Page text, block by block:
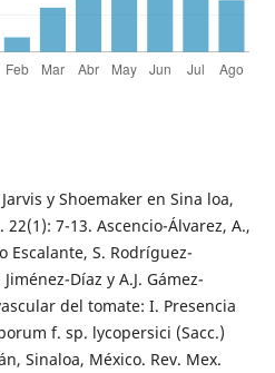
y Shoemaker en Sina loa,
7-13. Ascencio-Álvarez, A.,
Escalante, S. Rodríguez-
Díaz y A.J. Gámez-
del tomate: I. Presencia
f. sp. lycopersici (Sacc.)
Sinaloa, México. Rev. Mex.